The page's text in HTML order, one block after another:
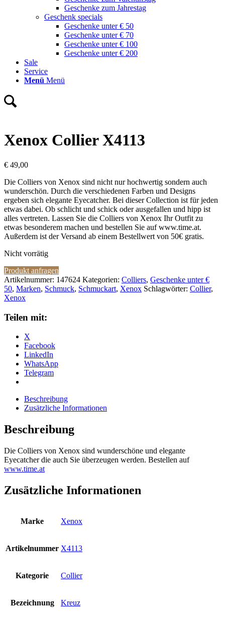
Geschenke zum Jahrestag
Geschenk specials
Geschenke unter € 50
Geschenke unter € 70
Geschenke unter € 100
Geschenke unter € 200
Sale
Service
Menü Menü
Xenox Collier X4113
€ 49,00
Die Colliers von Xenox sind nicht nur hochwertig sondern auch
wunderschön. Durch die verschiedenen Farben und Designs
ergeben sich elegante Eyecatcher. Bei dieser Collection ist für jeden
etwas dabei. Ob schlicht und schick oder ausgefallen und hipp ist
alles vertreten. Lassen Sie die Colliers von Xenox Ihr Outfit zu
etwas besonderem machen und bestellen Sie auf www.time.at.
Außerdem ist der Versand ab einem Bestellwert von 50€ gratis.
Nicht vorrätig
Produkt anfragen
Artikelnummer: 147624 Kategorien: Colliers, Geschenke unter €
50, Marken, Schmuck, Schmuckart, Xenox Schlagwörter: Collier,
Xenox
Teilen mit:
X
Facebook
LinkedIn
WhatsApp
Telegram
Beschreibung
Zusätzliche Informationen
Beschreibung
Die Colliers von Xenox sind wunderschöne und elegante
Eyecatcher die auch Sie überzeugen werden. Bestellen auf
www.time.at
Zusätzliche Informationen
Marke Xenox
Artikelnummer X4113
Kategorie Collier
Bezeichnung Kreuz